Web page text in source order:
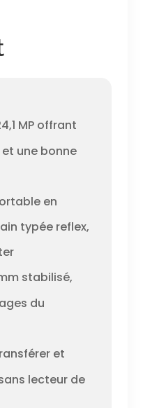
MP offrant
une bonne
en
typée reflex,
stabilisé,
du
et
lecteur de